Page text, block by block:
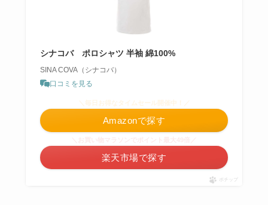
シナコバ ポロシャツ 半袖 綿100%
SINA COVA（シナコバ）
口コミを見る
＼毎日お得なタイムセール開催中！／
Amazonで探す
楽天市場で探す
ポチップ